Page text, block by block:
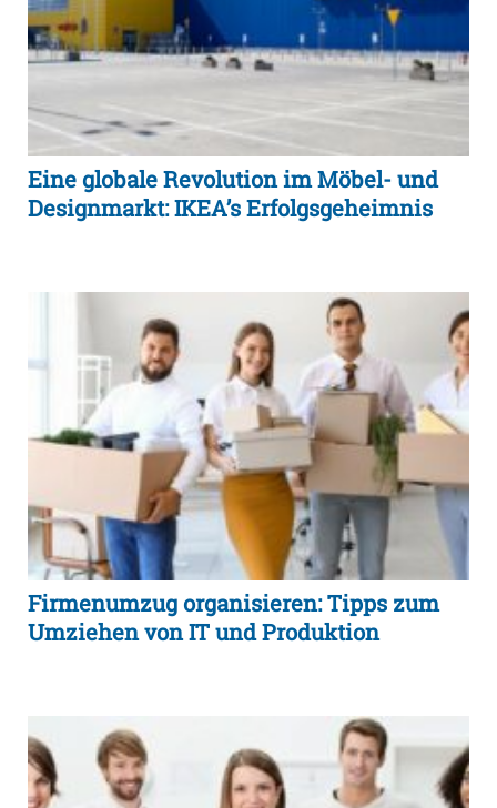
Eine globale Revolution im Möbel- und
Designmarkt: IKEA’s Erfolgsgeheimnis
Firmenumzug organisieren: Tipps zum
Umziehen von IT und Produktion